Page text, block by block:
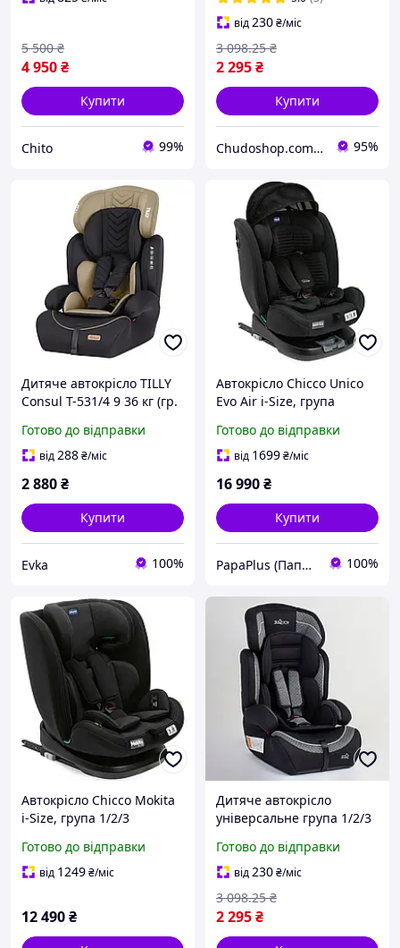
4 950₴
5 500 ₴
Купити
Chito 99%
від230₴/міс
2 295₴
3 098.25 ₴
Купити
Chudoshop.com.ua 95%
Дитяче автокрісло TILLY
Consul T-531/4 9 36 кг (гр.
підголівник і боковий
захист
Готово до відправки
від288₴/міс
2 880₴
Купити
Evka 100%
Автокрісло Chicco Unico
Evo Air i-Size, група
Готово до відправки
від 1699₴/міс
16 990₴
Купити
PapaPlus (Папа Плюс) 100%
Автокрісло Chicco Mokita
i-Size, група 1/2/3
Готово до відправки
від 1249₴/міс
12 490₴
Дитяче автокрісло
універсальне група 1/2/3
регульоване підголів'я
спинка бустер безпека
комфорт
Готово до відправки
від230₴/міс
2 295₴
3 098.25 ₴